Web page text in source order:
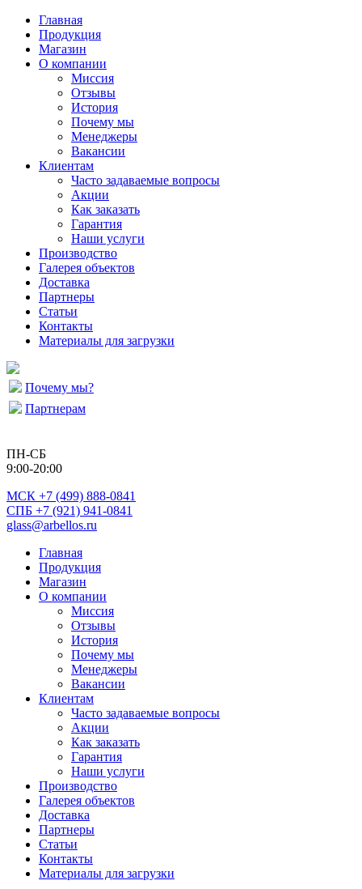
Главная
Продукция
Магазин
О компании
Миссия
Отзывы
История
Почему мы
Менеджеры
Вакансии
Клиентам
Часто задаваемые вопросы
Акции
Как заказать
Гарантия
Наши услуги
Производство
Галерея объектов
Доставка
Партнеры
Статьи
Контакты
Материалы для загрузки
Почему мы?
Партнерам
ПН-СБ
9:00-20:00
МСК +7 (499) 888-0841
СПБ +7 (921) 941-0841
glass@arbellos.ru
Главная
Продукция
Магазин
О компании
Миссия
Отзывы
История
Почему мы
Менеджеры
Вакансии
Клиентам
Часто задаваемые вопросы
Акции
Как заказать
Гарантия
Наши услуги
Производство
Галерея объектов
Доставка
Партнеры
Статьи
Контакты
Материалы для загрузки